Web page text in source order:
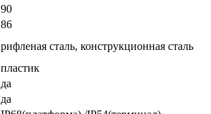
90
86
рифленая сталь, конструкционная сталь
пластик
да
да